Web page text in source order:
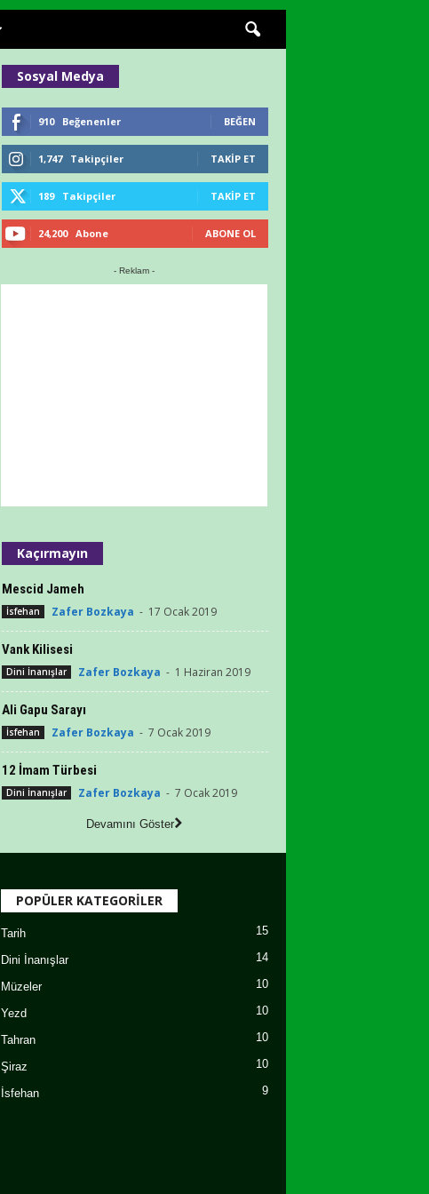
Sosyal Medya
910 Beğenenler BEĞEN
1,747 Takipçiler TAKIP ET
189 Takipçiler TAKIP ET
24,200 Abone ABONE OL
- Reklam -
Kaçırmayın
Mescid Jameh
İsfehan Zafer Bozkaya - 17 Ocak 2019
Vank Kilisesi
Dini İnanışlar Zafer Bozkaya - 1 Haziran 2019
Ali Gapu Sarayı
İsfehan Zafer Bozkaya - 7 Ocak 2019
12 İmam Türbesi
Dini İnanışlar Zafer Bozkaya - 7 Ocak 2019
Devamını Göster
POPÜLER KATEGORİLER
Tarih 15
Dini İnanışlar 14
Müzeler 10
Yezd 10
Tahran 10
Şiraz 10
İsfehan 9